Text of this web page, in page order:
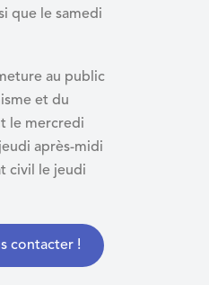
que le samedi
au public
et du
le mercredi
après-midi
civil le jeudi
contacter !